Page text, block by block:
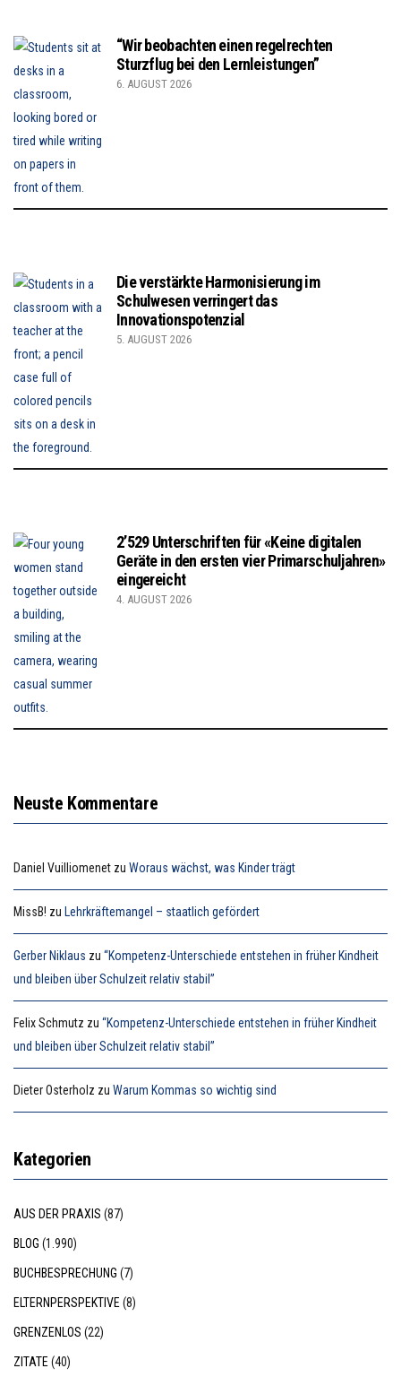
“Wir beobachten einen regelrechten
Sturzflug bei den Lernleistungen”
6. AUGUST 2026
Die verstärkte Harmonisierung im
Schulwesen verringert das
Innovationspotenzial
5. AUGUST 2026
2’529 Unterschriften für «Keine digitalen
Geräte in den ersten vier Primarschuljahren»
eingereicht
4. AUGUST 2026
Neuste Kommentare
Daniel Vuilliomenet zu Woraus wächst, was Kinder trägt
MissB! zu Lehrkräftemangel – staatlich gefördert
Gerber Niklaus zu “Kompetenz-Unterschiede entstehen in früher Kindheit
und bleiben über Schulzeit relativ stabil”
Felix Schmutz zu “Kompetenz-Unterschiede entstehen in früher Kindheit
und bleiben über Schulzeit relativ stabil”
Dieter Osterholz zu Warum Kommas so wichtig sind
Kategorien
AUS DER PRAXIS (87)
BLOG (1.990)
BUCHBESPRECHUNG (7)
ELTERNPERSPEKTIVE (8)
GRENZENLOS (22)
ZITATE (40)